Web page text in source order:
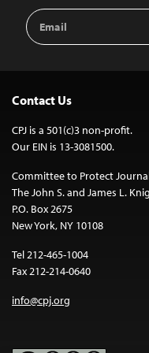
Email
Address
Contact Us
CPJ is a 501(c)3 non-profit.
Our EIN is 13-3081500.
Committee to Protect
The John S. and James L.
P.O. Box 2675
New York, NY 10108
Tel 212-465-1004
Fax 212-214-0640
info@cpj.org